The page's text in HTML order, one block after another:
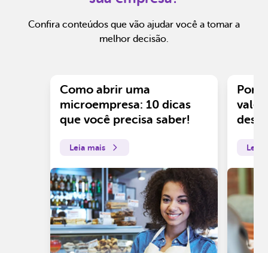
Confira conteúdos que vão ajudar você a tomar a
melhor decisão.
Como abrir uma
microempresa: 10 dicas
que você precisa saber!
Leia mais
Por
vale
Leia